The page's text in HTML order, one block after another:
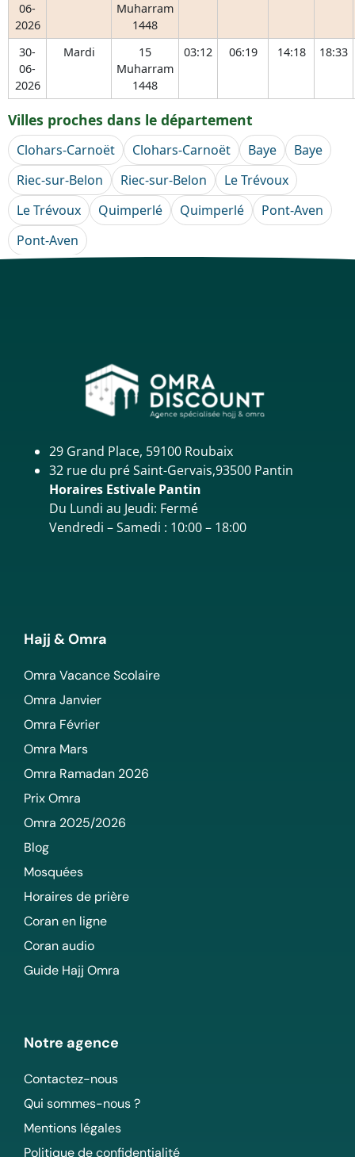
06-
2026
Muharram
1448
30-
06-
2026
Mardi
15
Muharram
1448
03:12 06:19 14:18 18:33
Villes proches dans le département
Clohars-Carnoët Clohars-Carnoët Baye
Baye
Riec-sur-Belon
Riec-sur-Belon
Le Trévoux
Le Trévoux
Quimperlé Quimperlé
Pont-Aven
Pont-Aven
29 Grand Place, 59100 Roubaix
32 rue du pré Saint-Gervais,93500 Pantin
Horaires Estivale Pantin
Du Lundi au Jeudi: Fermé
Vendredi – Samedi : 10:00 – 18:00
Hajj & Omra
Omra Vacance Scolaire
Omra Janvier
Omra Février
Omra Mars
Omra Ramadan 2026
Prix Omra
Omra 2025/2026
Blog
Mosquées
Horaires de prière
Coran en ligne
Coran audio
Guide Hajj Omra
Notre agence
Contactez-nous
Qui sommes-nous ?
Mentions légales
Politique de confidentialité